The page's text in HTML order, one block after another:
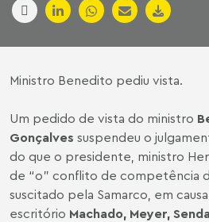
Ministro Benedito pediu vista.
Um pedido de vista do ministro
Gonçalves suspendeu o
do que o presidente, ministro
de “o” conflito de competência
suscitado pela Samarco, em
escritório Machado, Meyer,